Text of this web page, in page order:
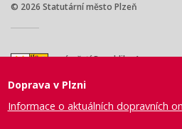
© 2026 Statutární město Plzeň
náměstí Republiky 1
Tel.: +420 378 031 111
Doprava v Plzni
Informace o aktuálních dopravních